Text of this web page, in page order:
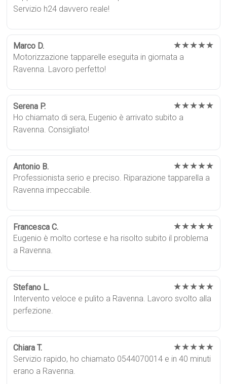
Servizio h24 davvero reale!
Marco D. ★★★★★
Motorizzazione tapparelle eseguita in giornata a
Ravenna. Lavoro perfetto!
Serena P. ★★★★★
Ho chiamato di sera, Eugenio è arrivato subito a
Ravenna. Consigliato!
Antonio B. ★★★★★
Professionista serio e preciso. Riparazione tapparella a
Ravenna impeccabile.
Francesca C. ★★★★★
Eugenio è molto cortese e ha risolto subito il problema
a Ravenna.
Stefano L. ★★★★★
Intervento veloce e pulito a Ravenna. Lavoro svolto alla
perfezione.
Chiara T. ★★★★★
Servizio rapido, ho chiamato 0544070014 e in 40 minuti
erano a Ravenna.